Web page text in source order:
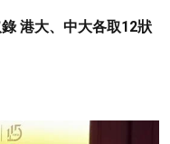
港大、中大各取12狀